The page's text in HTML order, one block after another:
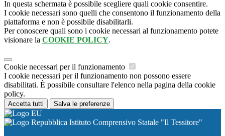
In questa schermata è possibile scegliere quali cookie consentire.
I cookie necessari sono quelli che consentono il funzionamento della
piattaforma e non è possibile disabilitarli.
Per conoscere quali sono i cookie necessari al funzionamento potete
visionare la COOKIE POLICY.
Cookie necessari per il funzionamento
I cookie necessari per il funzionamento non possono essere
disabilitati. È possibile consultare l'elenco nella pagina della cookie
policy.
Accetta tutti Salva le preferenze
Istituto Comprensivo Statale "Il Tessitore"